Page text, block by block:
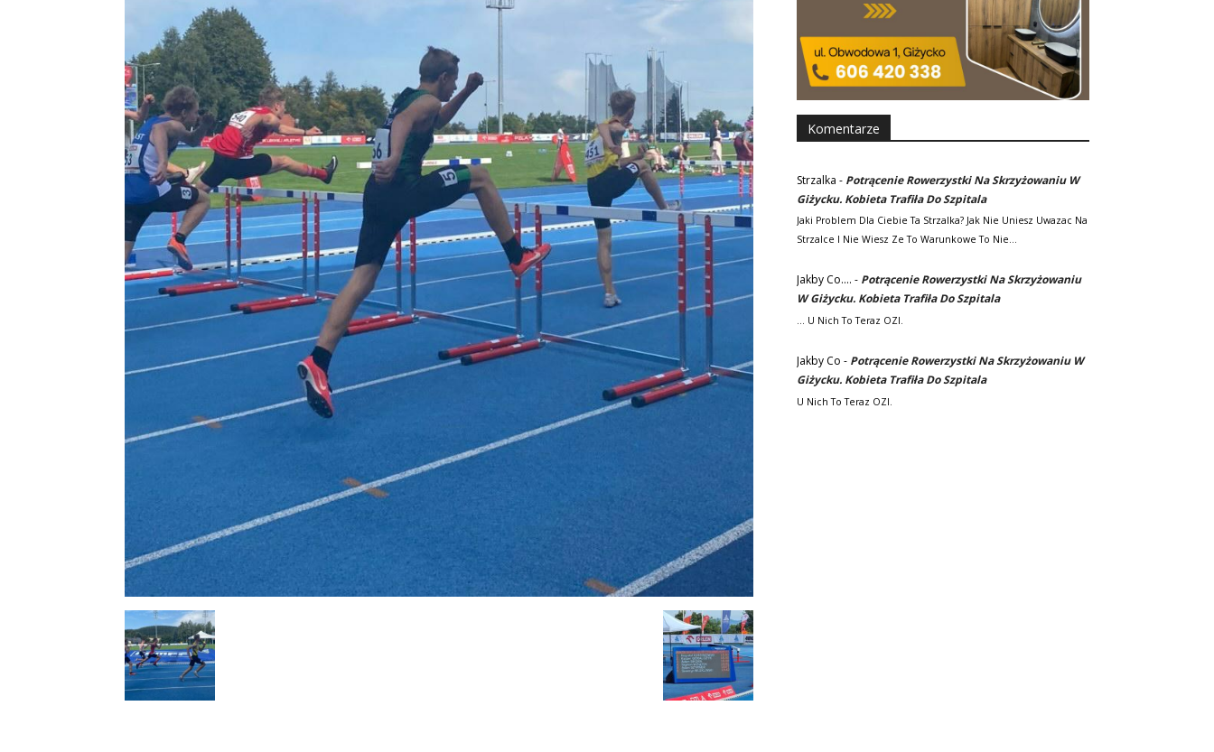
Komentarze
Strzalka - Potrącenie Rowerzystki Na Skrzyżowaniu W
Giżycku. Kobieta Trafiła Do Szpitala
Jaki Problem Dla Ciebie Ta Strzalka? Jak Nie Uniesz Uwazac Na
Strzalce I Nie Wiesz Ze To Warunkowe To Nie…
Jakby Co.... - Potrącenie Rowerzystki Na Skrzyżowaniu
W Giżycku. Kobieta Trafiła Do Szpitala
... U Nich To Teraz OZI.
Jakby Co - Potrącenie Rowerzystki Na Skrzyżowaniu W
Giżycku. Kobieta Trafiła Do Szpitala
U Nich To Teraz OZI.